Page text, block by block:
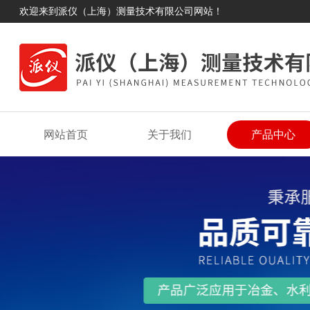
欢迎来到派仪（上海）测量技术有限公司网站！
网站首页 关于我们 产品中心